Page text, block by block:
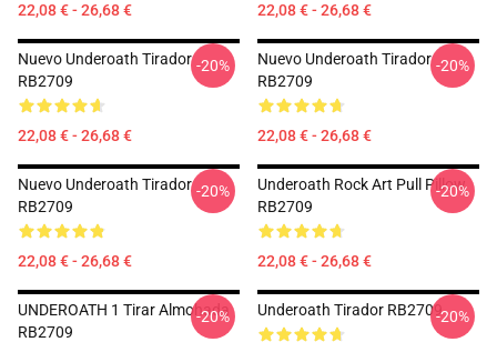
22,08 € - 26,68 € 22,08 € - 26,68 €
Nuevo Underoath Tirador
RB2709
22,08 € - 26,68 €
-20%
Nuevo Underoath Tirador
RB2709
22,08 € - 26,68 €
-20%
Nuevo Underoath Tirador
RB2709
22,08 € - 26,68 €
-20%
Underoath Rock Art Pull Pillow
RB2709
22,08 € - 26,68 €
-20%
UNDEROATH 1 Tirar Almohada
RB2709
-20% Underoath Tirador RB2709-20%